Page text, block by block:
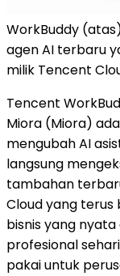
WorkBuddy
agen AI terbaru
milik Tencent
Tencent
Miora (Miora)
mengubah AI
langsung
tambahan
Cloud yang
bisnis yang
profesional
pakai untuk